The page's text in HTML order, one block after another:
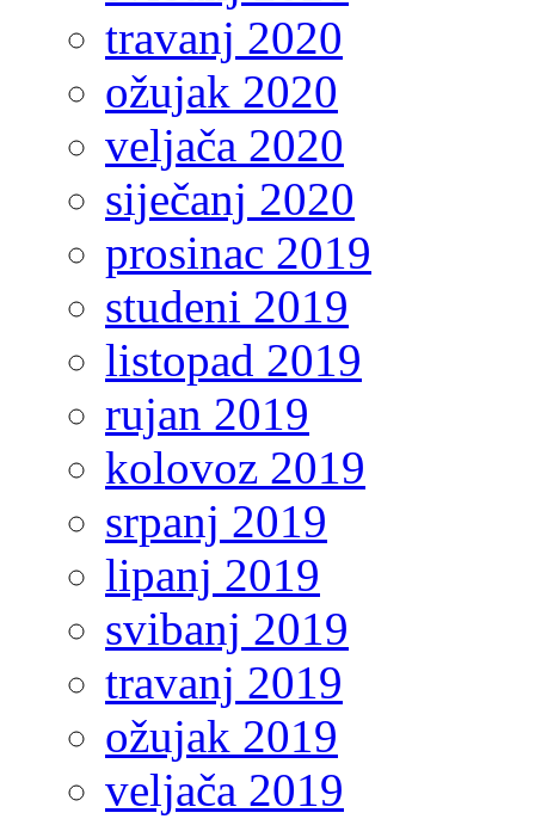
travanj 2020
ožujak 2020
veljača 2020
siječanj 2020
prosinac 2019
studeni 2019
listopad 2019
rujan 2019
kolovoz 2019
srpanj 2019
lipanj 2019
svibanj 2019
travanj 2019
ožujak 2019
veljača 2019